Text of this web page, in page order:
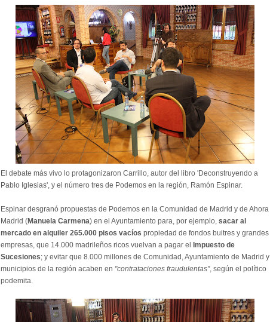
El debate más vivo lo protagonizaron Carrillo, autor del libro 'Deconstruyendo a
Pablo Iglesias', y el número tres de Podemos en la región, Ramón Espinar.
Espinar desgranó propuestas de Podemos en la Comunidad de Madrid y de Ahora
Madrid (Manuela Carmena) en el Ayuntamiento para, por ejemplo, sacar al
mercado en alquiler 265.000 pisos vacíos propiedad de fondos buitres y grandes
empresas, que 14.000 madrileños ricos vuelvan a pagar el
Impuesto de
Sucesiones; y evitar que 8.000 millones de Comunidad, Ayuntamiento de Madrid y
municipios de la región acaben en "contrataciones fraudulentas", según el político
podemita.